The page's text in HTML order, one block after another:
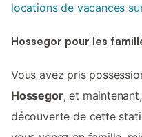
locations de vacances
Hossegor pour les
Vous avez pris
Hossegor, et
découverte de cette